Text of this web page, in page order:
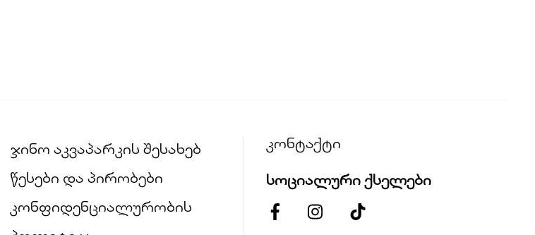
ჯინო აკვაპარკის შესახებ
წესები და პირობები
კონფიდენციალურობის
კონტაქტი
სოციალური ქსელები